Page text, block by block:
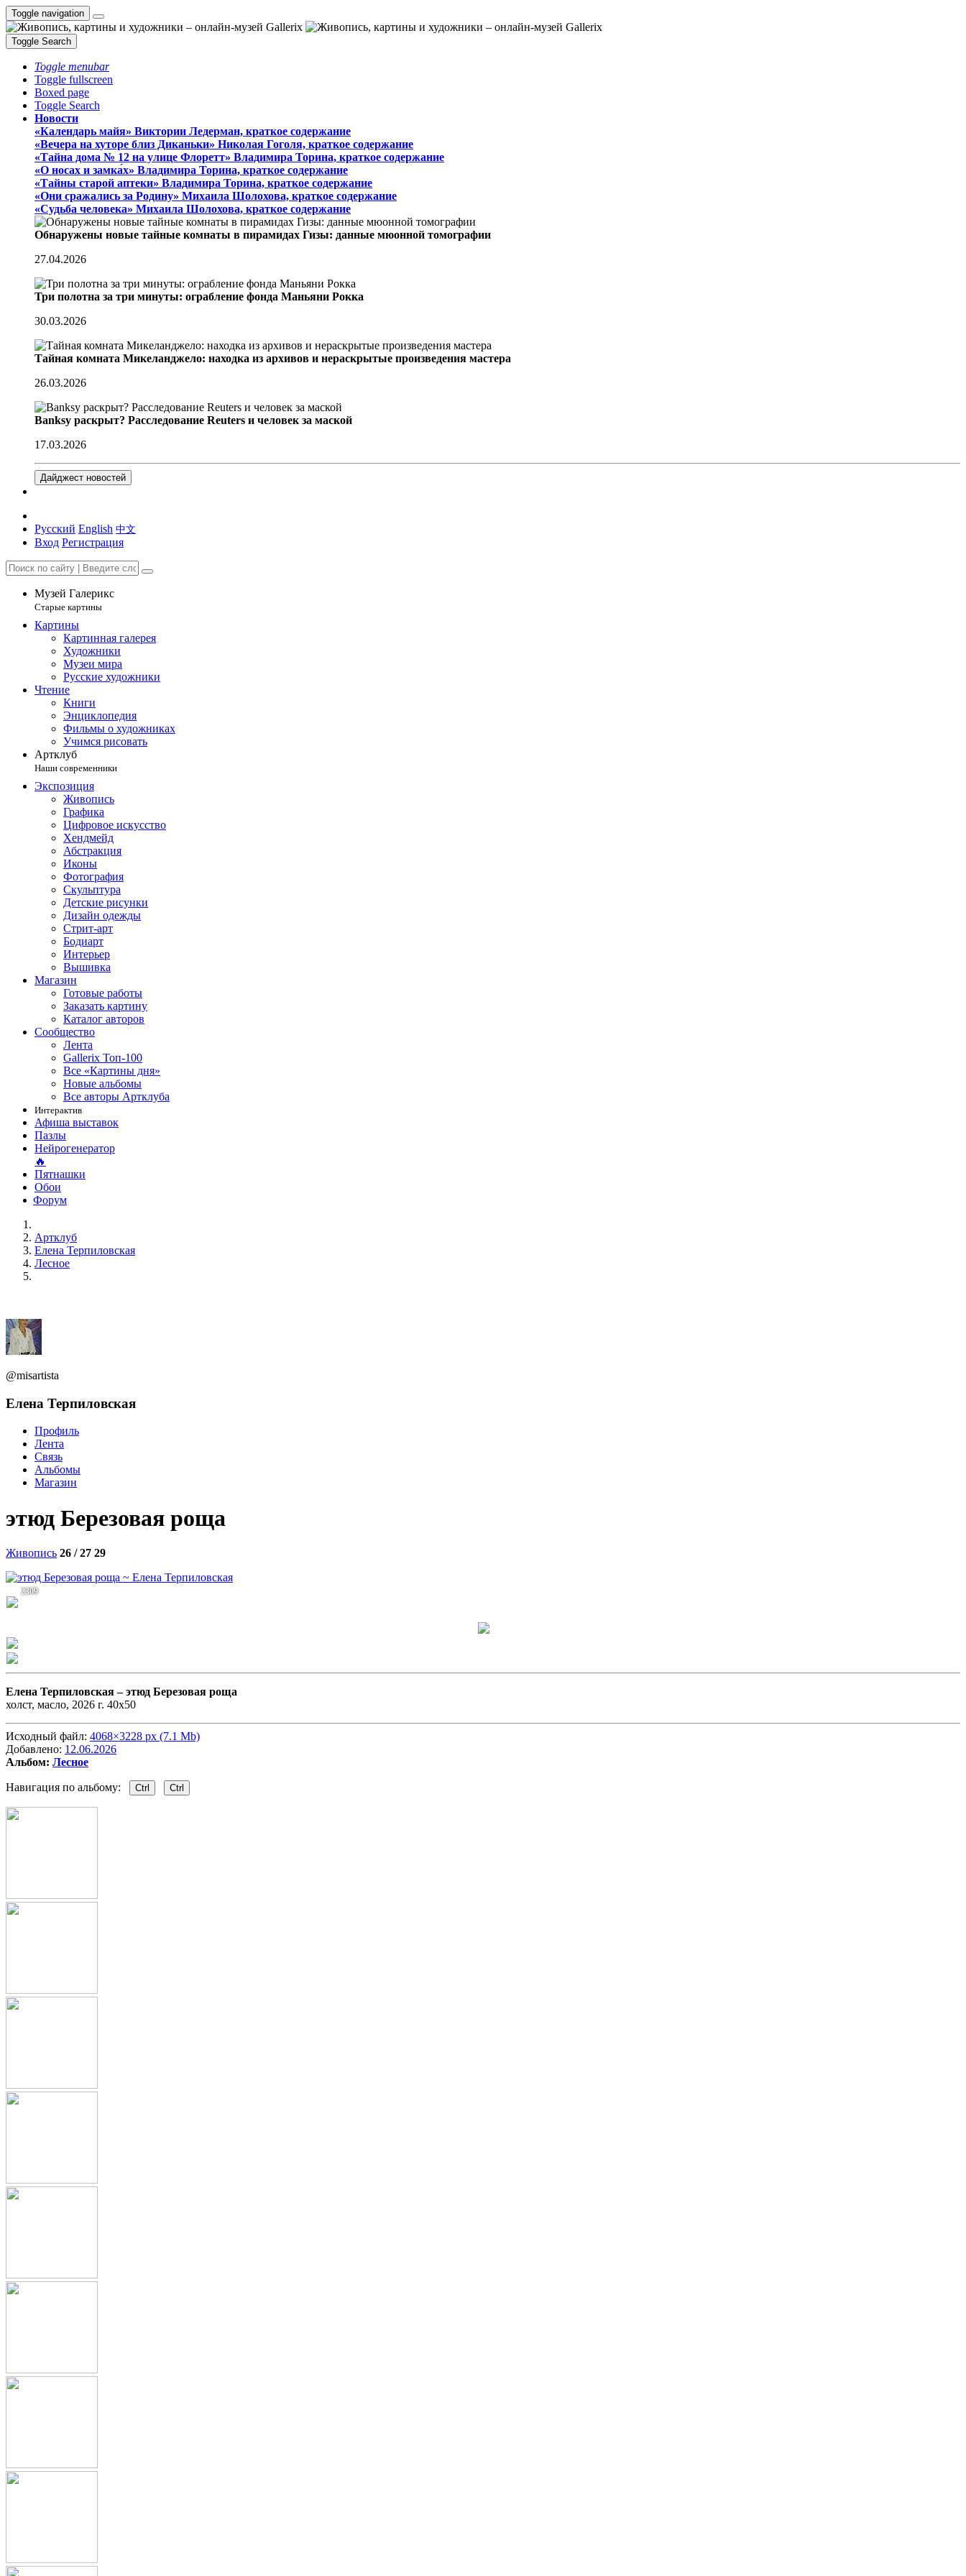
Toggle navigation
Toggle Search
Toggle menubar
Toggle fullscreen
Boxed page
Toggle Search
Новости
«Календарь майя» Виктории Ледерман, краткое содержание
«Вечера на хуторе близ Диканьки» Николая Гоголя, краткое содержание
«Тайна дома № 12 на улице Флоретт» Владимира Торина, краткое содержание
«О носах и замка́х» Владимира Торина, краткое содержание
«Тайны старой аптеки» Владимира Торина, краткое содержание
«Они сражались за Родину» Михаила Шолохова, краткое содержание
«Судьба человека» Михаила Шолохова, краткое содержание
Обнаружены новые тайные комнаты в пирамидах Гизы: данные мюонной томографии
27.04.2026
Три полотна за три минуты: ограбление фонда Маньяни Рокка
30.03.2026
Тайная комната Микеланджело: находка из архивов и нераскрытые произведения мастера
26.03.2026
Banksy раскрыт? Расследование Reuters и человек за маской
17.03.2026
Дайджест новостей
Русский English 中文
Вход Регистрация
Музей Галерикс
Старые картины
Картины
Картинная галерея
Художники
Музеи мира
Русские художники
Чтение
Книги
Энциклопедия
Фильмы о художниках
Учимся рисовать
Артклуб
Наши современники
Экспозиция
Живопись
Графика
Цифровое искусство
Хендмейд
Абстракция
Иконы
Фотография
Скульптура
Детские рисунки
Дизайн одежды
Стрит-арт
Бодиарт
Интерьер
Вышивка
Магазин
Готовые работы
Заказать картину
Каталог авторов
Сообщество
Лента
Gallerix Топ-100
Все «Картины дня»
Новые альбомы
Все авторы Артклуба
Интерактив
Афиша выставок
Пазлы
Нейрогенератор
🔥
Пятнашки
Обои
Форум
Артклуб
Елена Терпиловская
Лесное
@misartista
Елена Терпиловская
Профиль
Лента
Связь
Альбомы
Магазин
этюд Березовая роща
Живопись 26 / 27 29
2309
Елена Терпиловская –этюд Березовая роща
холст, масло, 2026 г. 40х50
Исходный файл: 4068×3228 px (7.1 Mb)
Добавлено: 12.06.2026
Альбом: Лесное
Навигация по альбому: Ctrl Ctrl